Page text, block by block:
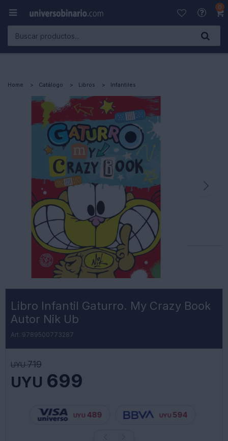
0

Home Catálogo Libros Infantiles
Libro Infantil Gaturro. My Crazy Book
Autor Nik Ub
9789500773287
UYU 699
UYU 719
UYU 489 UYU 594